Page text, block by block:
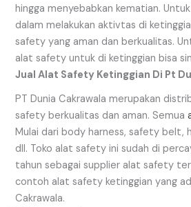
hingga menyebabkan kematian.
dalam melakukan aktivtas di
safety yang aman dan berkualitas.
alat safety untuk di ketinggian bisa
Jual Alat Safety Ketinggian Di Pt
PT Dunia Cakrawala merupakan
safety berkualitas dan aman. Semua
Mulai dari body harness, safety belt,
dll. Toko alat safety ini sudah di
tahun sebagai supplier alat safety
contoh alat safety ketinggian yang
Cakrawala.